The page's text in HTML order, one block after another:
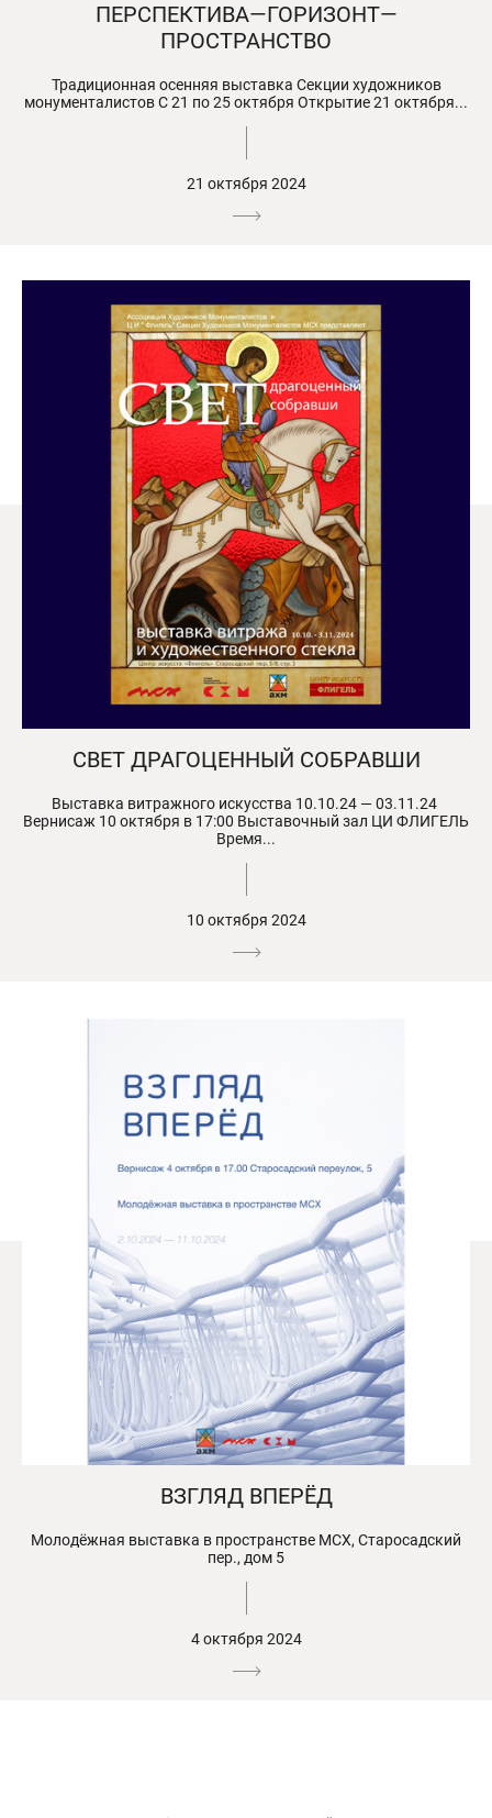
ПЕРСПЕКТИВА—ГОРИЗОНТ—
ПРОСТРАНСТВО
Традиционная осенняя выставка Секции художников
монументалистов С 21 по 25 октября Открытие 21 октября...
21 октября 2024
СВЕТ ДРАГОЦЕННЫЙ СОБРАВШИ
Выставка витражного искусства 10.10.24 — 03.11.24
Вернисаж 10 октября в 17:00 Выставочный зал ЦИ ФЛИГЕЛЬ
Время...
10 октября 2024
ВЗГЛЯД ВПЕРЁД
Молодёжная выставка в пространстве МСХ, Старосадский
пер., дом 5
4 октября 2024